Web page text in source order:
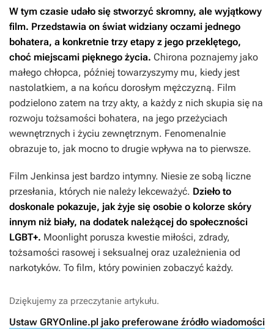
W tym czasie udało się stworzyć skromny, ale wyjątkowy
film. Przedstawia on świat widziany oczami jednego
bohatera, a konkretnie trzy etapy z jego przeklętego,
choć miejscami pięknego życia. Chirona poznajemy jako
małego chłopca, później towarzyszymy mu, kiedy jest
nastolatkiem, a na końcu dorosłym mężczyzną. Film
podzielono zatem na trzy akty, a każdy z nich skupia się na
rozwoju tożsamości bohatera, na jego przeżyciach
wewnętrznych i życiu zewnętrznym. Fenomenalnie
obrazuje to, jak mocno to drugie wpływa na to pierwsze.
Film Jenkinsa jest bardzo intymny. Niesie ze sobą liczne
przesłania, których nie należy lekceważyć. Dzieło to
doskonale pokazuje, jak żyje się osobie o kolorze skóry
innym niż biały, na dodatek należącej do społeczności
LGBT+. Moonlight porusza kwestie miłości, zdrady,
tożsamości rasowej i seksualnej oraz uzależnienia od
narkotyków. To film, który powinien zobaczyć każdy.
Dziękujemy za przeczytanie artykułu.
Ustaw GRYOnline.pl jako preferowane źródło wiadomości